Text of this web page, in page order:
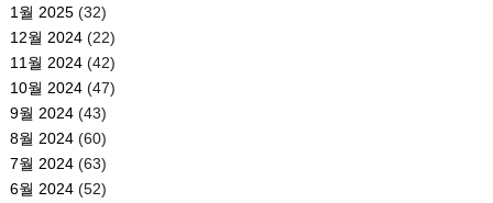
1월 2025(32)
12월 2024(22)
11월 2024(42)
10월 2024(47)
9월 2024(43)
8월 2024(60)
7월 2024(63)
6월 2024(52)